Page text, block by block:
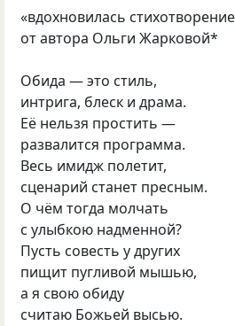
«вдохновилась
от автора Ольги Жарковой*
Обида — это стиль,
интрига, блеск и драма.
Её нельзя простить —
развалится программа.
Весь имидж полетит,
сценарий станет пресным.
О чём тогда молчать
с улыбкою надменной?
Пусть совесть у других
пищит пугливой мышью,
а я свою обиду
считаю Божьей высью.